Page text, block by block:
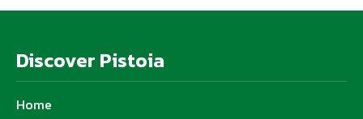
Discover Pistoia
Home